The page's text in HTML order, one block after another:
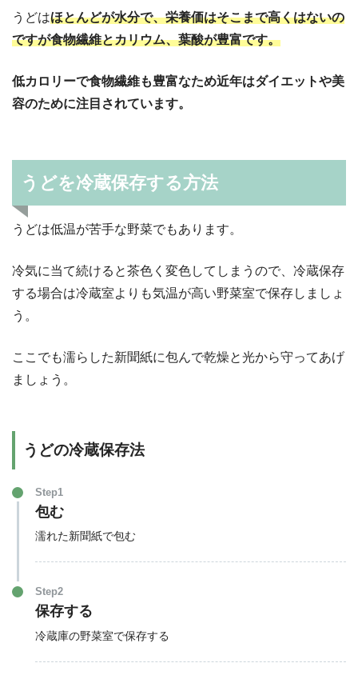
うどはほとんどが水分で、栄養価はそこまで高くはないの
ですが食物繊維とカリウム、葉酸が豊富です。
低カロリーで食物繊維も豊富なため近年はダイエットや美
容のために注目されています。
うどを冷蔵保存する方法
うどは低温が苦手な野菜でもあります。
冷気に当て続けると茶色く変色してしまうので、冷蔵保存
する場合は冷蔵室よりも気温が高い野菜室で保存しましょ
う。
ここでも濡らした新聞紙に包んで乾燥と光から守ってあげ
ましょう。
うどの冷蔵保存法
Step1
包む
濡れた新聞紙で包む
Step2
保存する
冷蔵庫の野菜室で保存する